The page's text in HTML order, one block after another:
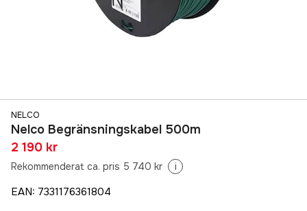
NELCO
Nelco Begränsningskabel 500m
2 190 kr
Rekommenderat ca. pris 5 740 kr i
EAN: 7331176361804